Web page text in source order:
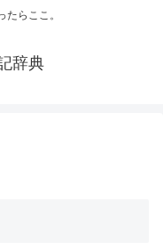
らここ。
辞典